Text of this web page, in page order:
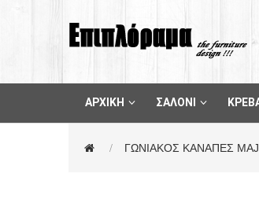
ΑΡΧΙΚΗ ΣΑΛΟΝΙ
ΓΩΝΙΑΚΟΣ ΚΑΝΑΠΕΣ